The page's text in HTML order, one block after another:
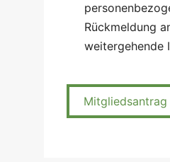
Rückmeldung
weitergehende